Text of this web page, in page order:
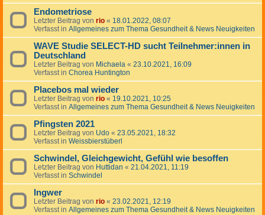
Endometriose
Letzter Beitrag von rio « 18.01.2022, 08:07
Verfasst in Allgemeines zum Thema Gesundheit & News Neuigkeiten
WAVE Studie SELECT-HD sucht Teilnehmer:innen in
Deutschland
Letzter Beitrag von Michaela « 23.10.2021, 16:09
Verfasst in Chorea Huntington
Placebos mal wieder
Letzter Beitrag von rio « 19.10.2021, 10:25
Verfasst in Allgemeines zum Thema Gesundheit & News Neuigkeiten
Pfingsten 2021
Letzter Beitrag von Udo « 23.05.2021, 18:32
Verfasst in Weissbierstüberl
Schwindel, Gleichgewicht, Gefühl wie besoffen
Letzter Beitrag von Huttidan « 21.04.2021, 11:19
Verfasst in Schwindel
Ingwer
Letzter Beitrag von rio « 23.02.2021, 12:19
Verfasst in Allgemeines zum Thema Gesundheit & News Neuigkeiten